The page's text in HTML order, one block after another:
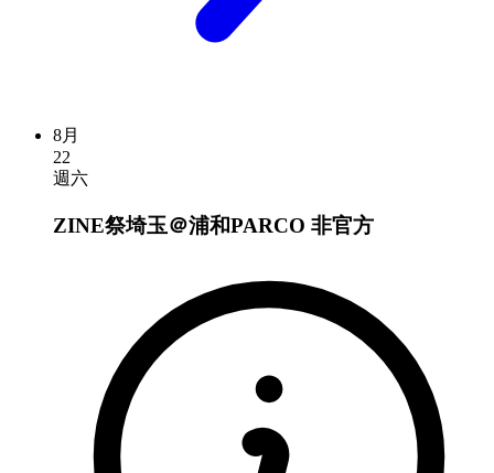
8月
22
週六
ZINE祭埼玉＠浦和PARCO 非官方